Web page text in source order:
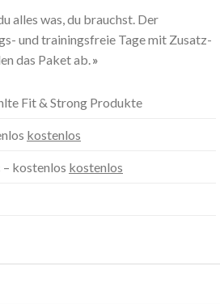
alles was, du brauchst. Der
und trainingsfreie Tage mit Zusatz-
das Paket ab.
Fit & Strong Produkte
kostenlos
– kostenlos kostenlos